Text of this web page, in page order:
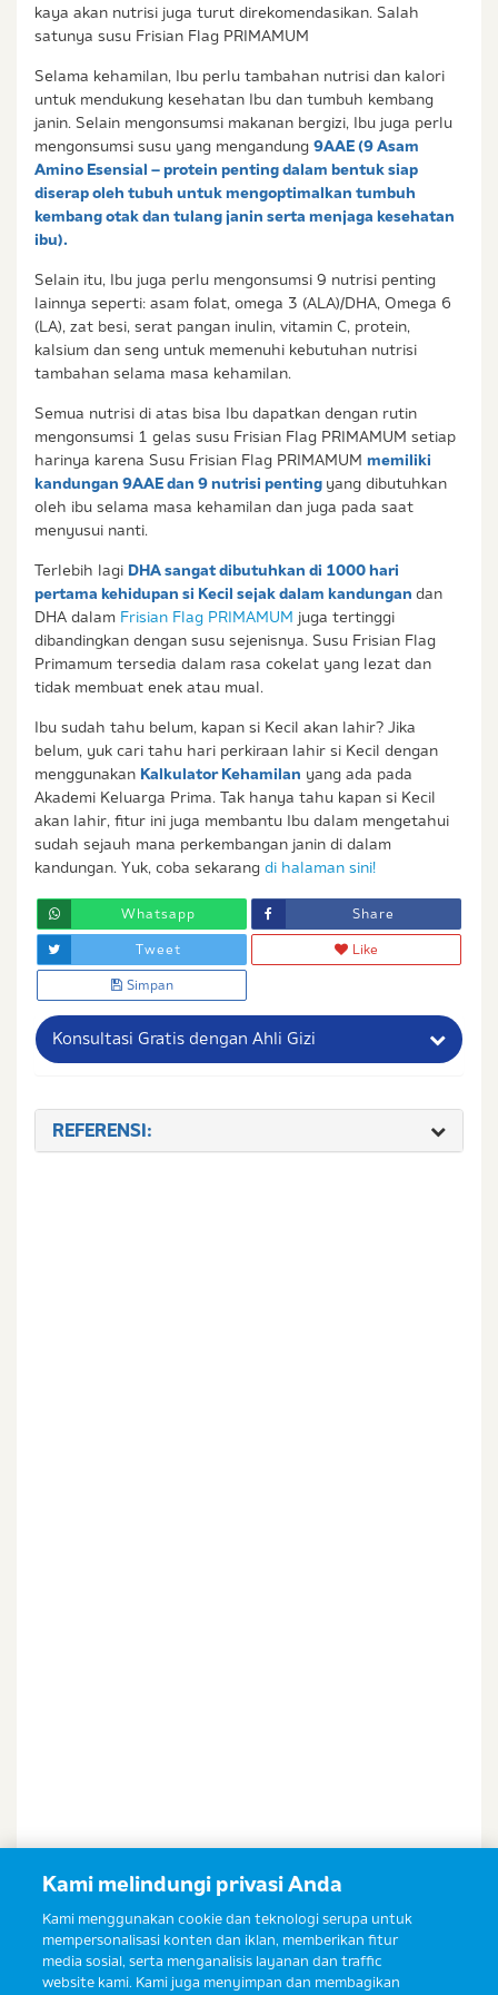
kaya akan nutrisi juga turut direkomendasikan. Salah
satunya susu Frisian Flag PRIMAMUM
Selama kehamilan, Ibu perlu tambahan nutrisi dan kalori
untuk mendukung kesehatan Ibu dan tumbuh kembang
janin. Selain mengonsumsi makanan bergizi, Ibu juga perlu
mengonsumsi susu yang mengandung 9AAE (9 Asam
Amino Esensial – protein penting dalam bentuk siap
diserap oleh tubuh untuk mengoptimalkan tumbuh
kembang otak dan tulang janin serta menjaga kesehatan
ibu).
Selain itu, Ibu juga perlu mengonsumsi 9 nutrisi penting
lainnya seperti: asam folat, omega 3 (ALA)/DHA, Omega 6
(LA), zat besi, serat pangan inulin, vitamin C, protein,
kalsium dan seng untuk memenuhi kebutuhan nutrisi
tambahan selama masa kehamilan.
Semua nutrisi di atas bisa Ibu dapatkan dengan rutin
mengonsumsi 1 gelas susu Frisian Flag PRIMAMUM setiap
harinya karena Susu Frisian Flag PRIMAMUM memiliki
kandungan 9AAE dan 9 nutrisi penting yang dibutuhkan
oleh ibu selama masa kehamilan dan juga pada saat
menyusui nanti.
Terlebih lagi DHA sangat dibutuhkan di 1000 hari
pertama kehidupan si Kecil sejak dalam kandungan dan
DHA dalam Frisian Flag PRIMAMUM juga tertinggi
dibandingkan dengan susu sejenisnya. Susu Frisian Flag
Primamum tersedia dalam rasa cokelat yang lezat dan
tidak membuat enek atau mual.
Ibu sudah tahu belum, kapan si Kecil akan lahir? Jika
belum, yuk cari tahu hari perkiraan lahir si Kecil dengan
menggunakan Kalkulator Kehamilan yang ada pada
Akademi Keluarga Prima. Tak hanya tahu kapan si Kecil
akan lahir, fitur ini juga membantu Ibu dalam mengetahui
sudah sejauh mana perkembangan janin di dalam
kandungan. Yuk, coba sekarang di halaman sini!
Whatsapp Share
Tweet Like
Simpan
Konsultasi Gratis dengan Ahli Gizi
No. Handphone (Whatsapp)
REFERENSI:
Kami melindungi privasi Anda
Kami menggunakan cookie dan teknologi serupa untuk
mempersonalisasi konten dan iklan, memberikan fitur
media sosial, serta menganalisis layanan dan traffic
website kami. Kami juga menyimpan dan membagikan